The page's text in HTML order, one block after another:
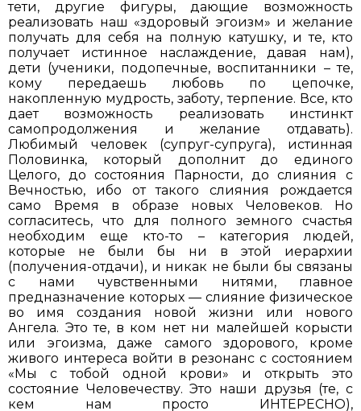
тети, другие фигуры, дающие возможность
реализовать наш «здоровый эгоизм» и желание
получать для себя на полную катушку, и те, кто
получает истинное наслаждение, давая нам),
дети (ученики, подопечные, воспитанники – те,
кому передаешь любовь по цепочке,
накопленную мудрость, заботу, терпение. Все, кто
дает возможность реализовать инстинкт
самопродолжения и желание отдавать).
Любимый человек (супруг-супруга), истинная
Половинка, который дополнит до единого
Целого, до состояния Парности, до слияния с
Вечностью, ибо от такого слияния рождается
само Время в образе новых Человеков. Но
согласитесь, что для полного земного счастья
необходим еще кто-то – категория людей,
которые не были бы ни в этой иерархии
(получения-отдачи), и никак не были бы связаны
с нами чувственными нитями, главное
предназначение которых — слияние физическое
во имя создания новой жизни или нового
Ангела. Это те, в ком нет ни малейшей корысти
или эгоизма, даже самого здорового, кроме
живого интереса войти в резонанс с состоянием
«Мы с тобой одной крови» и открыть это
состояние Человечеству. Это наши друзья (те, с
кем нам просто ИНТЕРЕСНО),